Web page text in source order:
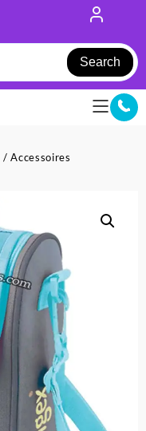
Search
/Accessoires